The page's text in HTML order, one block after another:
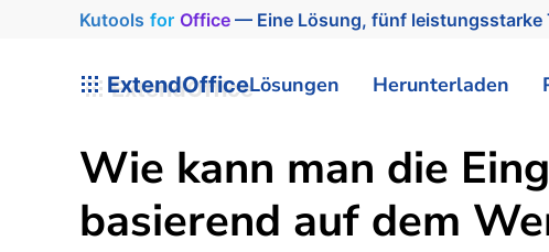
Kutools for Office— Eine Lösung, fünf leistungsstarke
ExtendOfficeLösungen Herunterladen
Wie kann man die
basierend auf dem